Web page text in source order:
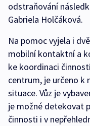
odstraňování
Gabriela Holčáková.
Na pomoc vyjela i
mobilní kontaktní a
ke koordinaci
centrum, je určeno k
situace. Vůz je
je možné detekovat
činnosti i v